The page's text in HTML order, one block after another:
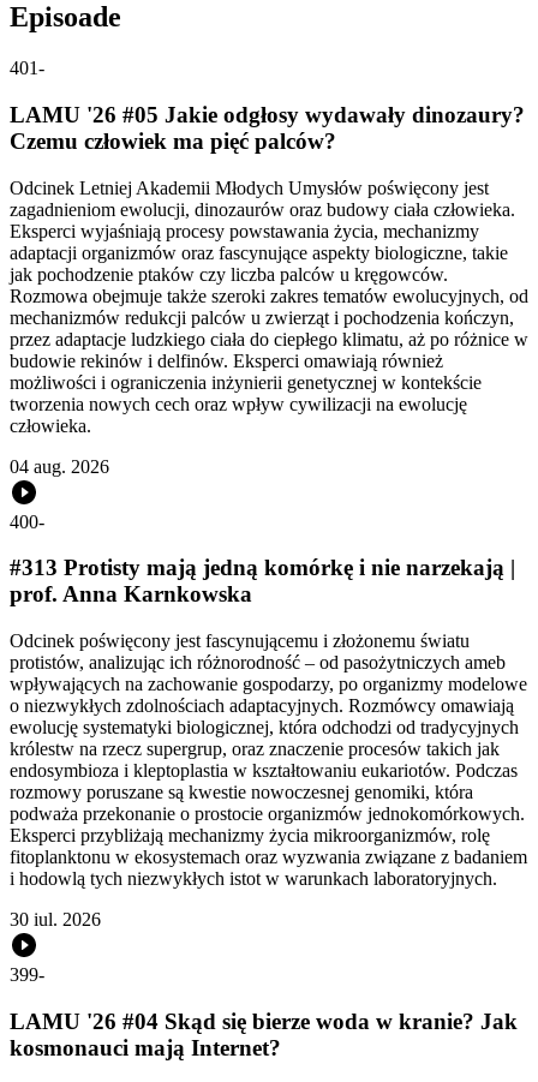
Episoade
401-
LAMU '26 #05 Jakie odgłosy wydawały dinozaury?
Czemu człowiek ma pięć palców?
Odcinek Letniej Akademii Młodych Umysłów poświęcony jest
zagadnieniom ewolucji, dinozaurów oraz budowy ciała człowieka.
Eksperci wyjaśniają procesy powstawania życia, mechanizmy
adaptacji organizmów oraz fascynujące aspekty biologiczne, takie
jak pochodzenie ptaków czy liczba palców u kręgowców.
Rozmowa obejmuje także szeroki zakres tematów ewolucyjnych, od
mechanizmów redukcji palców u zwierząt i pochodzenia kończyn,
przez adaptacje ludzkiego ciała do ciepłego klimatu, aż po różnice w
budowie rekinów i delfinów. Eksperci omawiają również
możliwości i ograniczenia inżynierii genetycznej w kontekście
tworzenia nowych cech oraz wpływ cywilizacji na ewolucję
człowieka.
04 aug. 2026
400-
#313 Protisty mają jedną komórkę i nie narzekają |
prof. Anna Karnkowska
Odcinek poświęcony jest fascynującemu i złożonemu światu
protistów, analizując ich różnorodność – od pasożytniczych ameb
wpływających na zachowanie gospodarzy, po organizmy modelowe
o niezwykłych zdolnościach adaptacyjnych. Rozmówcy omawiają
ewolucję systematyki biologicznej, która odchodzi od tradycyjnych
królestw na rzecz supergrup, oraz znaczenie procesów takich jak
endosymbioza i kleptoplastia w kształtowaniu eukariotów. Podczas
rozmowy poruszane są kwestie nowoczesnej genomiki, która
podważa przekonanie o prostocie organizmów jednokomórkowych.
Eksperci przybliżają mechanizmy życia mikroorganizmów, rolę
fitoplanktonu w ekosystemach oraz wyzwania związane z badaniem
i hodowlą tych niezwykłych istot w warunkach laboratoryjnych.
30 iul. 2026
399-
LAMU '26 #04 Skąd się bierze woda w kranie? Jak
kosmonauci mają Internet?